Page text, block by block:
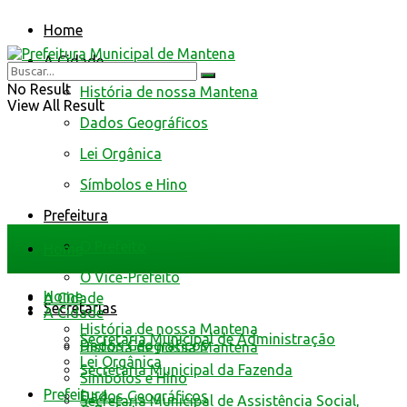
Home
A Cidade
História de nossa Mantena
Dados Geográficos
Lei Orgânica
Símbolos e Hino
Prefeitura
O Vice-Prefeito
Secretarias
Secretaria Municipal de Administração
Secretaria Municipal da Fazenda
Secretaria Municipal de Assistência Social,
No Result
View All Result
Home
A Cidade
História de nossa Mantena
Dados Geográficos
Home
A Cidade
História de nossa Mantena
Dados Geográficos
Lei Orgânica
Símbolos e Hino
Prefeitura